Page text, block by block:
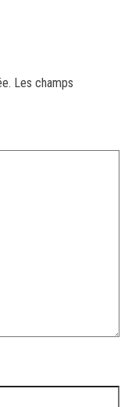
Les champs